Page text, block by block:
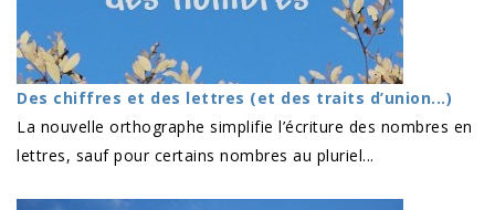
Des chiffres et des lettres (et des traits d’union...)
La nouvelle orthographe simplifie l’écriture des nombres en
lettres, sauf pour certains nombres au pluriel...